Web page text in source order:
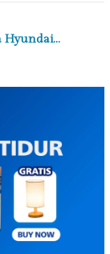
Hyundai…